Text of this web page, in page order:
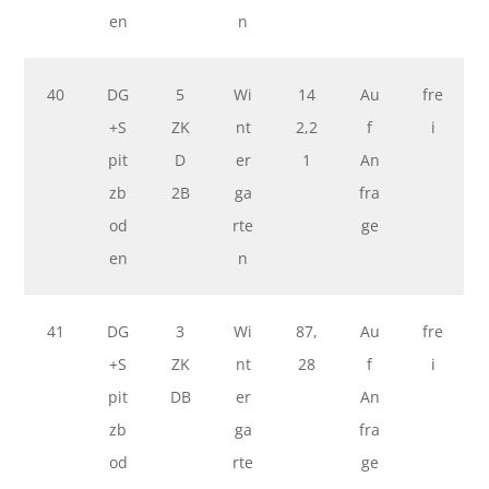
en n
40
DG
+S
pit
zb
od
en
5
ZK
D
2B
Wi
nt
er
ga
rte
n
14
2,2
1
Au
f
An
fra
ge
fre
i
41
DG
+S
pit
zb
od
3
ZK
DB
Wi
nt
er
ga
rte
87,
28
Au
f
An
fra
ge
fre
i